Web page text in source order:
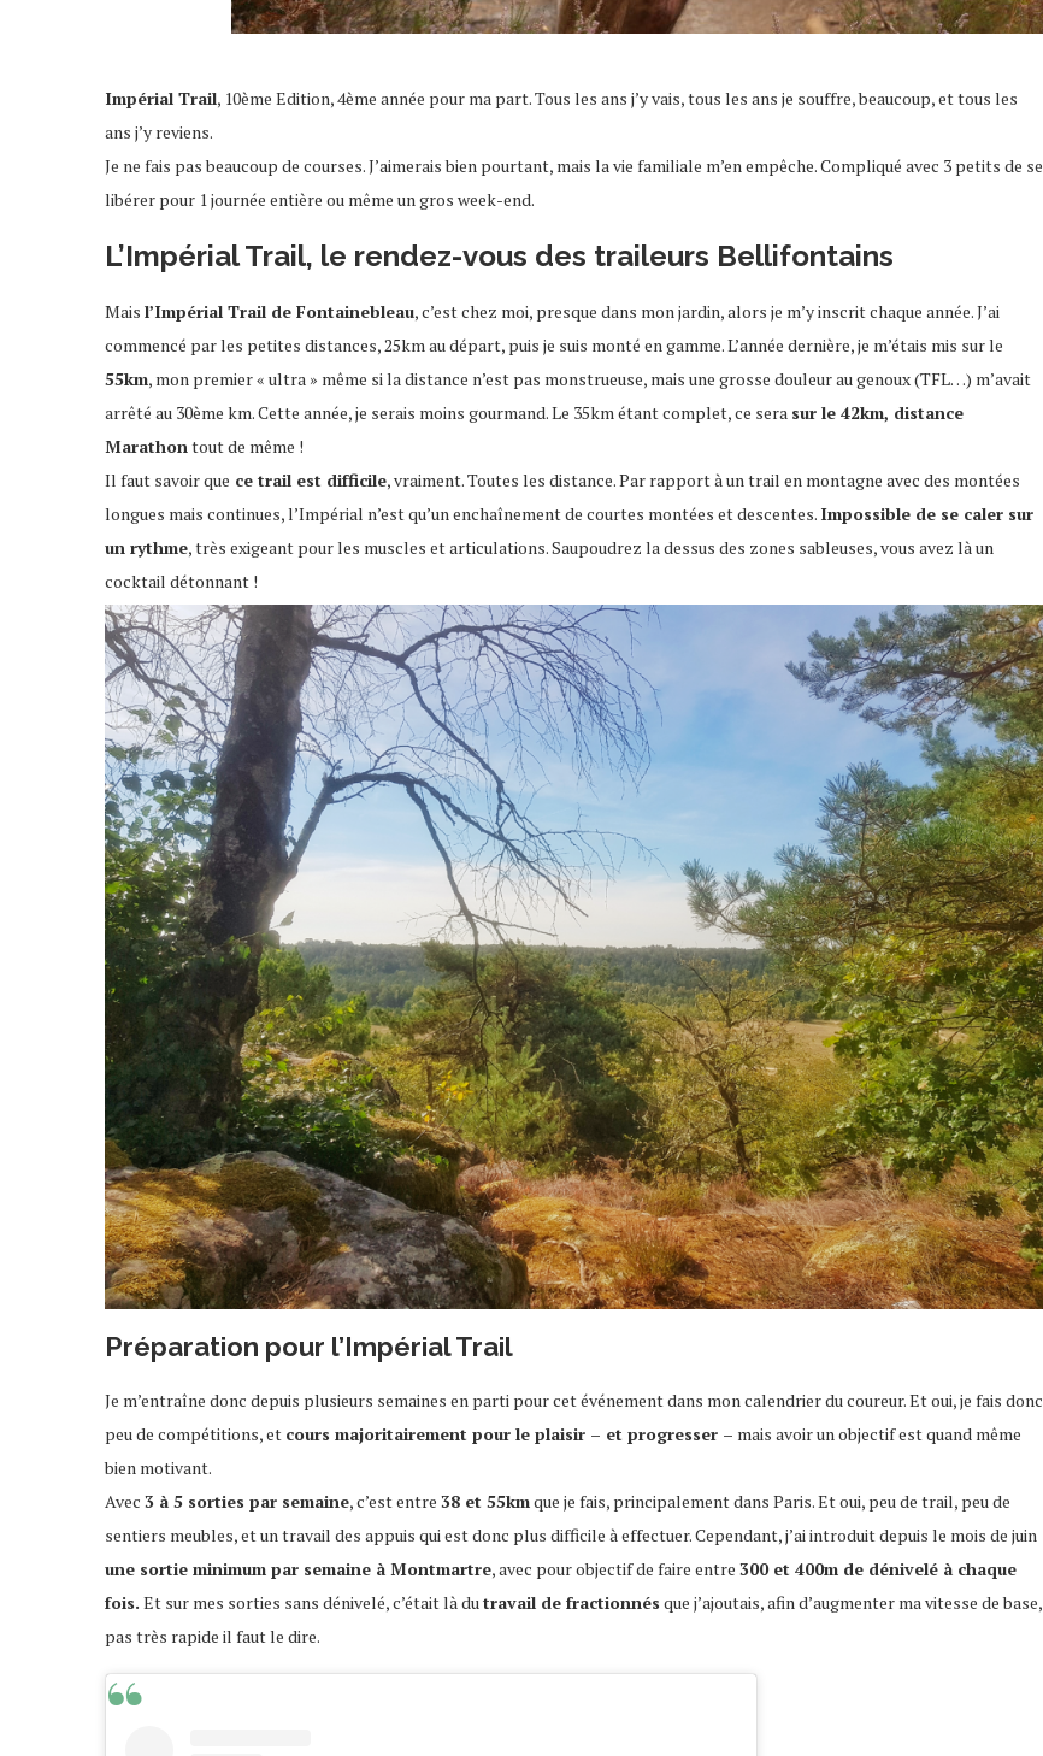
Impérial Trail, 10ème Edition, 4ème année pour ma part. Tous les ans j’y vais, tous les ans je souffre, beaucoup, et tous les
ans j’y reviens.
Je ne fais pas beaucoup de courses. J’aimerais bien pourtant, mais la vie familiale m’en empêche. Compliqué avec 3 petits de se
libérer pour 1 journée entière ou même un gros week-end.
L’Impérial Trail, le rendez-vous des traileurs Bellifontains
Mais l’Impérial Trail de Fontainebleau, c’est chez moi, presque dans mon jardin, alors je m’y inscrit chaque année. J’ai
commencé par les petites distances, 25km au départ, puis je suis monté en gamme. L’année dernière, je m’étais mis sur le
55km, mon premier « ultra » même si la distance n’est pas monstrueuse, mais une grosse douleur au genoux (TFL…) m’avait
arrêté au 30ème km. Cette année, je serais moins gourmand. Le 35km étant complet, ce sera sur le 42km, distance
Marathontout de même !
Il faut savoir que ce trail est difficile, vraiment. Toutes les distance. Par rapport à un trail en montagne avec des montées
longues mais continues, l’Impérial n’est qu’un enchaînement de courtes montées et descentes. Impossible de se caler sur
un rythme, très exigeant pour les muscles et articulations. Saupoudrez la dessus des zones sableuses, vous avez là un
cocktail détonnant !
Préparation pour l’Impérial Trail
Je m’entraîne donc depuis plusieurs semaines en parti pour cet événement dans mon calendrier du coureur. Et oui, je fais donc
peu de compétitions, et cours majoritairement pour le plaisir – et progresser – mais avoir un objectif est quand même
bien motivant.
Avec 3 à 5 sorties par semaine, c’est entre 38 et 55kmque je fais, principalement dans Paris. Et oui, peu de trail, peu de
sentiers meubles, et un travail des appuis qui est donc plus difficile à effectuer. Cependant, j’ai introduit depuis le mois de juin
une sortie minimum par semaine à Montmartre, avec pour objectif de faire entre 300 et 400m de dénivelé à chaque
fois. Et sur mes sorties sans dénivelé, c’était là dutravail de fractionnés que j’ajoutais, afin d’augmenter ma vitesse de base,
pas très rapide il faut le dire.